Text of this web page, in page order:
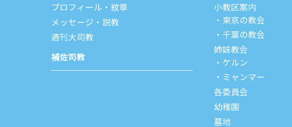
プロフィール・紋章
メッセージ・説教
週刊⼤司教
補佐司教
⼩教区案内
東京の教会
千葉の教会
姉妹教会
ケルン
ミャンマー
各委員会
幼稚園
墓地